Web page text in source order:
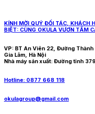
KÍNH MỜI QUÝ ĐỐI TÁC, KHÁCH
BIỆT: CÙNG OKULA VƯƠN TẦM
VP: BT An Viên 22, Đường
Gia Lâm, Hà Nội
Nhà máy sản xuất: Đường tỉnh
Hotline: 0877 668 118
okulagroup@gmail.com